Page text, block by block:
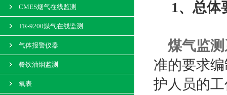
CMES烟气在线监测
TR-9200煤气在线监测
气体报警仪器
餐饮油烟监测
氧表
1、总体
煤气监
准的要求
护人员的